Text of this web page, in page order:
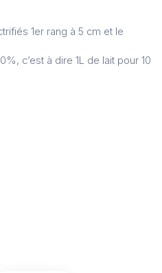
1er rang à 5 cm et le
c’est à dire 1L de lait pour 10